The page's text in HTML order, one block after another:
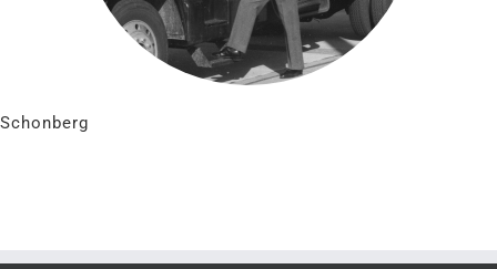
Schonberg